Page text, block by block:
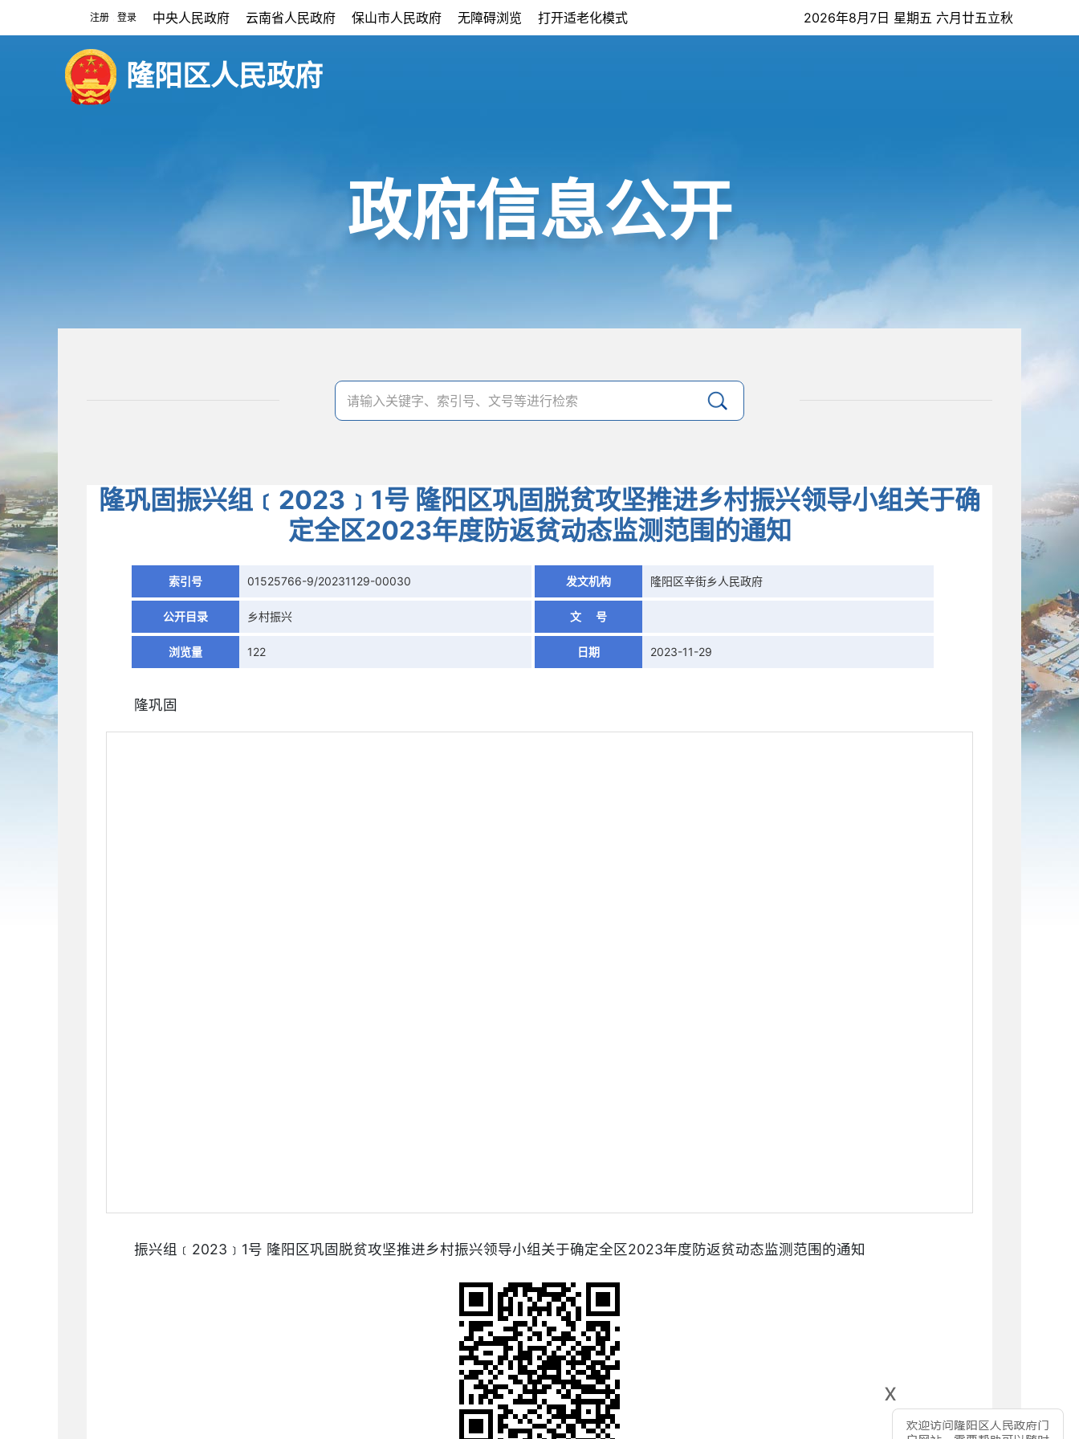
注册 登录
x
中央人民政府 云南省人民政府 保山市人民政府 无障碍浏览 打开适老化模式 2026年8月7日 星期五 六月廿五立秋
隆阳区人民政府
政府信息公开
隆巩固振兴组﹝2023﹞1号 隆阳区巩固脱贫攻坚推进乡村振兴领导小组关于确
定全区2023年度防返贫动态监测范围的通知
索引号 01525766-9/20231129-00030 发文机构 隆阳区辛街乡人民政府
公开目录 乡村振兴 文 号
浏览量 122 日期 2023-11-29
隆巩固
振兴组﹝2023﹞1号 隆阳区巩固脱贫攻坚推进乡村振兴领导小组关于确定全区2023年度防返贫动态监测范围的通知